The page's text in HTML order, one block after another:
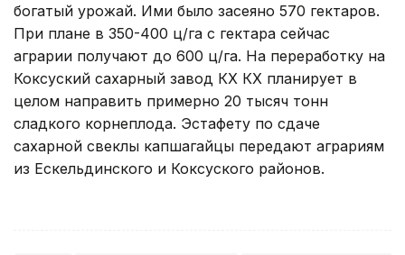
богатый урожай. Ими было засеяно 570 гектаров.
При плане в 350-400 ц/га с гектара сейчас
аграрии получают до 600 ц/га. На переработку на
Коксуский сахарный завод КХ КХ планирует в
целом направить примерно 20 тысяч тонн
сладкого корнеплода. Эстафету по сдаче
сахарной свеклы капшагайцы передают аграриям
из Ескельдинского и Коксуского районов.